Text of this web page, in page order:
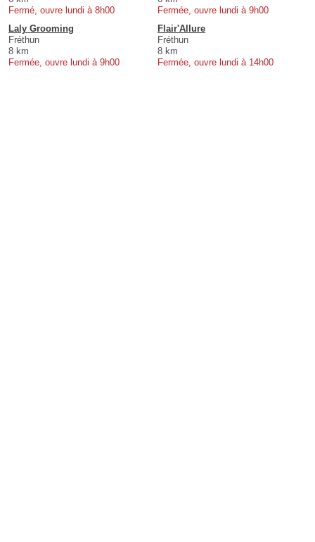
Fermé, ouvre lundi à 8h00
Fermée, ouvre lundi à 9h00
Laly Grooming
Fréthun
8 km
Fermée, ouvre lundi à 9h00
Flair'Allure
Fréthun
8 km
Fermée, ouvre lundi à 14h00